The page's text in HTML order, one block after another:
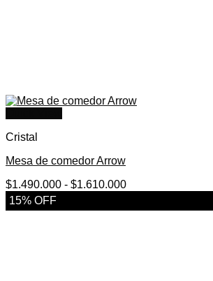
Cristal
Mesa de comedor Arrow
$1.490.000 - $1.610.000Rango
precios:
15% OFF